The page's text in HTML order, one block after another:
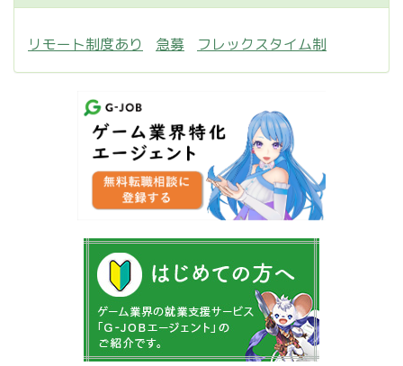
リモート制度あり 急募 フレックスタイム制